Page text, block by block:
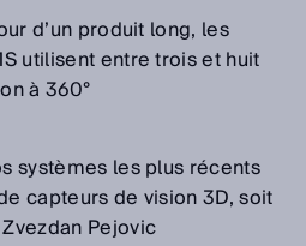
d’un produit long, les
utilisent entre trois et huit
à 360°
systèmes les plus récents
capteurs de vision 3D, soit
Pejovic